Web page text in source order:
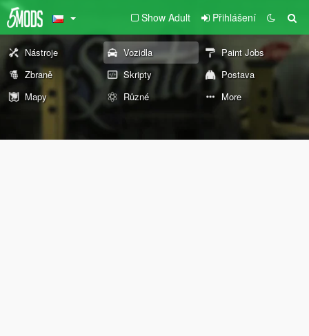
Show Adult Přihlášení
Nástroje Vozidla
Paint Jobs
Zbraně
Skripty
Postava
Mapy
Různé More